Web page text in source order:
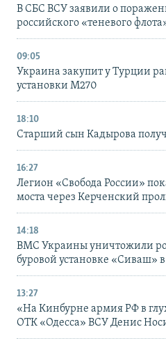
В СБС ВСУ заявили о
российского «теневого
09:05
Украина закупит у Турции
установки M270
18:10
Старший сын Кадырова
16:27
Легион «Свобода России»
моста через Керченский
14:18
ВМС Украины уничтожили
буровой установке «Сиваш»
13:27
«На Кинбурне армия РФ в
ОТК «Одесса» ВСУ Денис